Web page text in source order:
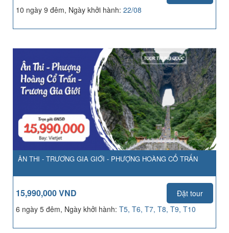
10 ngày 9 đêm, Ngày khởi hành: 22/08
ÂN THI - TRƯƠNG GIA GIỚI - PHƯỢNG HOÀNG CỔ TRẤN
15,990,000 VND
Đặt tour
6 ngày 5 đêm, Ngày khởi hành: T5, T6, T7, T8, T9, T10